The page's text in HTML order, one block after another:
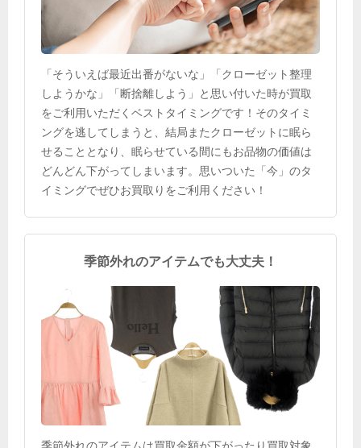
「そういえば最近出番がないな」「クローゼット整理
しようかな」「断捨離しよう」と思い付いた時が買取
をご利用いただくベストタイミングです！そのタイミ
ングを逃してしまうと、結局またクローゼットに眠ら
せることとなり、眠らせている間にもお品物の価値は
どんどん下がってしまいます。思いついた「今」のタ
イミングでぜひお買取りをご利用ください！
季節外れのアイテムでも大丈夫！